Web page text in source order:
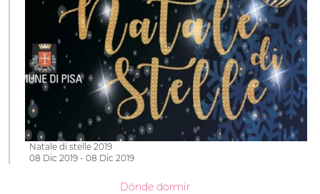
Natale di stelle 2019
08 Dic 2019 - 08 Dic 2019
Dónde dormir